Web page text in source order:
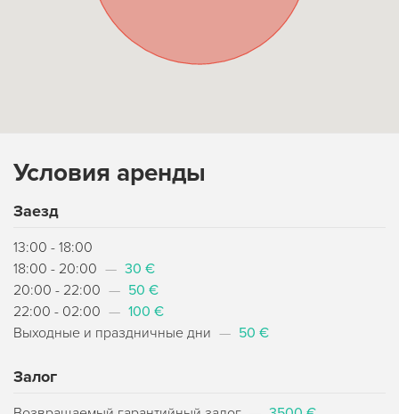
Условия аренды
Заезд
13:00 - 18:00
18:00 - 20:00 — 30 €
20:00 - 22:00 — 50 €
22:00 - 02:00 — 100 €
Выходные и праздничные дни — 50 €
Залог